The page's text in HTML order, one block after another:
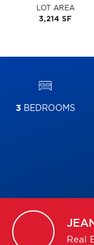
LOT AREA
3,214 SF
3 BEDROOMS
Real